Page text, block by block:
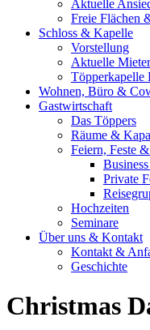
Aktuelle
Freie Flächen
Schloss & Kapelle
Vorstellung
Aktuelle Mieter
Töpperkapelle
Wohnen, Büro &
Gastwirtschaft
Das Töppers
Räume &
Feiern, Feste
Private
Hochzeiten
Seminare
Über uns & Kontakt
Kontakt &
Geschichte
Christmas